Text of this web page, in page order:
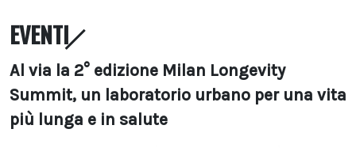
EVENTI
Al via la 2° edizione Milan Longevity
Summit, un laboratorio urbano per una vita
più lunga e in salute